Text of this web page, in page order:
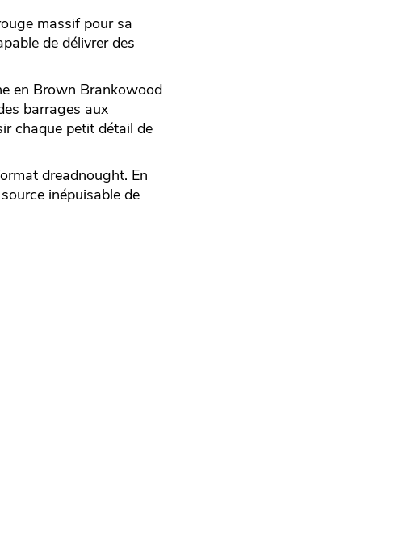
massif pour sa
de délivrer des
en Brown Brankowood
barrages aux
chaque petit détail de
dreadnought. En
inépuisable de